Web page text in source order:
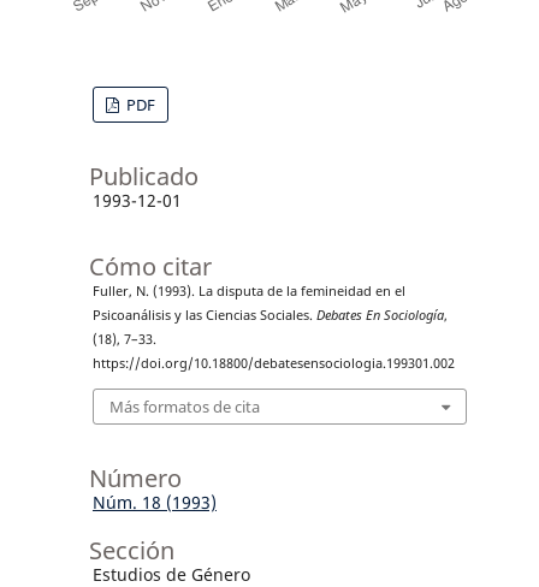
PDF
Publicado
1993-12-01
Cómo citar
Fuller, N. (1993). La disputa de la femineidad en el
Psicoanálisis y las Ciencias Sociales. Debates En Sociología,
(18), 7–33.
https://doi.org/10.18800/debatesensociologia.199301.002
Más formatos de cita
Número
Núm. 18 (1993)
Sección
Estudios de Género